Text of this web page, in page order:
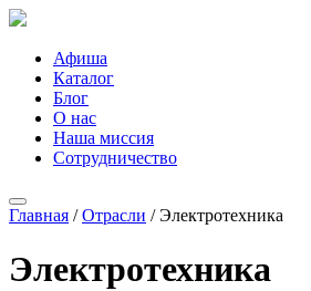
Афиша
Каталог
Блог
О нас
Наша миссия
Сотрудничество
Главная / Отрасли /Электротехника
Электротехника